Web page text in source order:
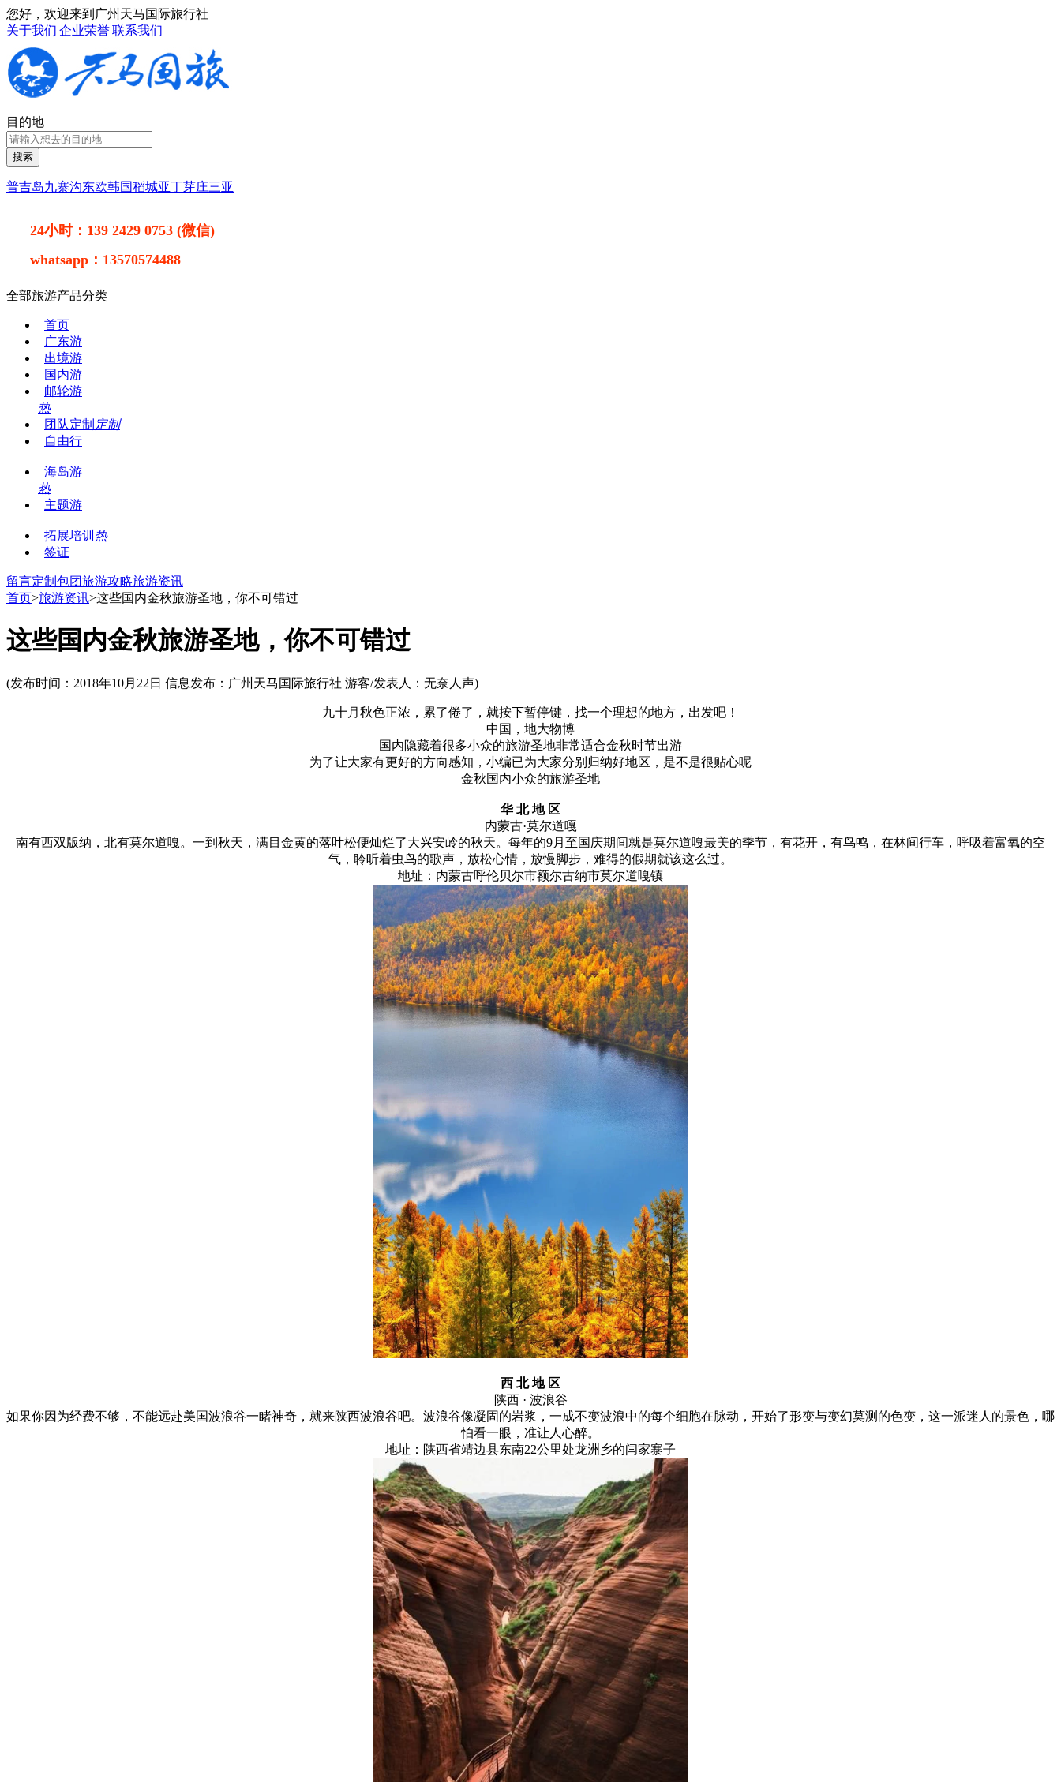
您好，欢迎来到广州天马国际旅行社
关于我们|企业荣誉|联系我们
目的地
搜索
普吉岛九寨沟东欧韩国稻城亚丁芽庄三亚
24小时： 139 2429 0753 (微信)
whatsapp： 13570574488
全部旅游产品分类
首页
广东游
出境游
国内游
邮轮游
热
团队定制 定制
自由行
海岛游
热
主题游
拓展培训 热
签证
留言定制包团旅游攻略旅游资讯
首页>旅游资讯>这些国内金秋旅游圣地，你不可错过
这些国内金秋旅游圣地，你不可错过
(发布时间：2018年10月22日 信息发布：广州天马国际旅行社 游客/发表人：无奈人声)
九十月秋色正浓，累了倦了，就按下暂停键，找一个理想的地方，出发吧！
中国，地大物博
国内隐藏着很多小众的旅游圣地非常适合金秋时节出游
为了让大家有更好的方向感知，小编已为大家分别归纳好地区，是不是很贴心呢
金秋国内小众的旅游圣地
华 北 地 区
内蒙古·莫尔道嘎
南有西双版纳，北有莫尔道嘎。一到秋天，满目金黄的落叶松便灿烂了大兴安岭的秋天。每年的9月至国庆期间就是莫尔道嘎最美的季节，有花开，有鸟鸣，在林间行车，呼吸着富氧的空
气，聆听着虫鸟的歌声，放松心情，放慢脚步，难得的假期就该这么过。
地址：内蒙古呼伦贝尔市额尔古纳市莫尔道嘎镇
西 北 地 区
陕西 · 波浪谷
如果你因为经费不够，不能远赴美国波浪谷一睹神奇，就来陕西波浪谷吧。波浪谷像凝固的岩浆，一成不变波浪中的每个细胞在脉动，开始了形变与变幻莫测的色变，这一派迷人的景色，哪
怕看一眼，准让人心醉。
地址：陕西省靖边县东南22公里处龙洲乡的闫家寨子